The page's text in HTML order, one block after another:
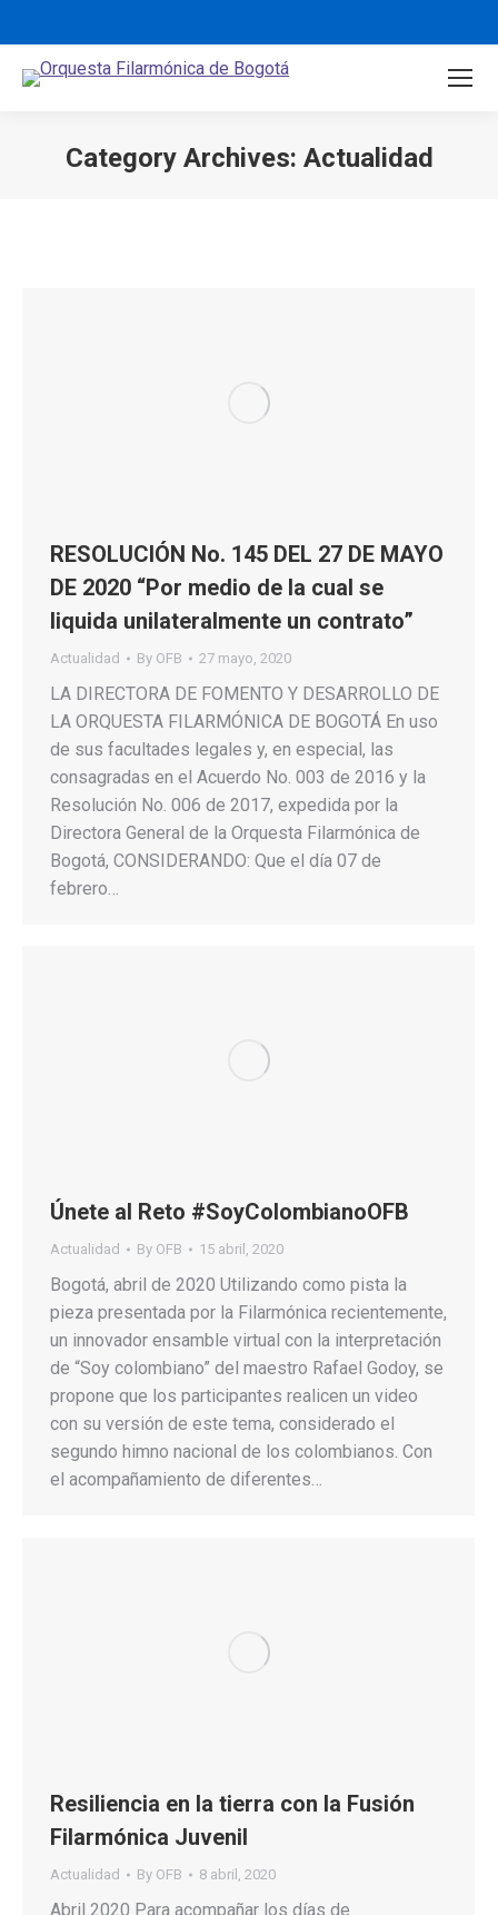
Category Archives: Actualidad
RESOLUCIÓN No. 145 DEL 27 DE MAYO
DE 2020 “Por medio de la cual se
liquida unilateralmente un contrato”
Actualidad By OFB 27 mayo, 2020
LA DIRECTORA DE FOMENTO Y DESARROLLO DE
LA ORQUESTA FILARMÓNICA DE BOGOTÁ En uso
de sus facultades legales y, en especial, las
consagradas en el Acuerdo No. 003 de 2016 y la
Resolución No. 006 de 2017, expedida por la
Directora General de la Orquesta Filarmónica de
Bogotá, CONSIDERANDO: Que el día 07 de
febrero…
Únete al Reto #SoyColombianoOFB
Actualidad By OFB 15 abril, 2020
Bogotá, abril de 2020 Utilizando como pista la
pieza presentada por la Filarmónica recientemente,
un innovador ensamble virtual con la interpretación
de “Soy colombiano” del maestro Rafael Godoy, se
propone que los participantes realicen un video
con su versión de este tema, considerado el
segundo himno nacional de los colombianos. Con
el acompañamiento de diferentes…
Resiliencia en la tierra con la Fusión
Filarmónica Juvenil
Actualidad By OFB 8 abril, 2020
Abril 2020 Para acompañar los días de